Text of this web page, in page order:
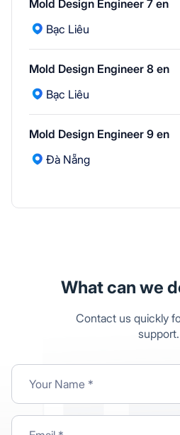
Mold Design Engineer 7 en
Bạc Liêu
Mold Design Engineer 8 en
Bạc Liêu
Mold Design Engineer 9 en
Đà Nẵng
What can we
Contact us quickly
support.